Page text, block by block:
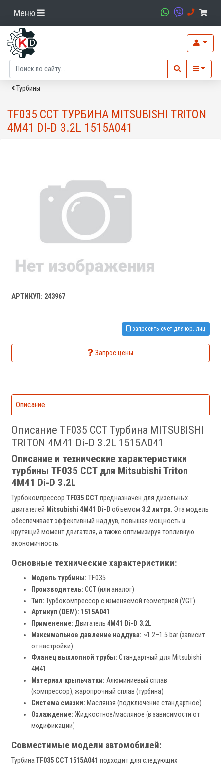
Меню
Турбины
TF035 CCT ТУРБИНА MITSUBISHI TRITON
4M41 DI-D 3.2L 1515A041
АРТИКУЛ: 243967
запросить счет для юр. лиц
Запрос цены
Описание
Описание TF035 CCT Турбина MITSUBISHI
TRITON 4M41 Di-D 3.2L 1515A041
Описание и технические характеристики
турбины TF035 CCT для Mitsubishi Triton
4M41 Di-D 3.2L
Турбокомпрессор TF035 CCTпредназначен для дизельных
двигателей Mitsubishi 4M41 Di-D объемом 3.2 литра. Эта модель
обеспечивает эффективный наддув, повышая мощность и
крутящий момент двигателя, а также оптимизируя топливную
экономичность.
Основные технические характеристики:
Модель турбины: TF035
Производитель: CCT (или аналог)
Тип: Турбокомпрессор с изменяемой геометрией (VGT)
Артикул (OEM): 1515A041
Применение: Двигатель 4M41 Di-D 3.2L
Максимальное давление наддува: ~1.2–1.5 bar (зависит
от настройки)
Фланец выхлопной трубы: Стандартный для Mitsubishi
4M41
Материал крыльчатки: Алюминиевый сплав
(компрессор), жаропрочный сплав (турбина)
Система смазки: Масляная (подключение стандартное)
Охлаждение: Жидкостное/масляное (в зависимости от
модификации)
Совместимые модели автомобилей:
ТурбинаTF035 CCT 1515A041 подходит для следующих